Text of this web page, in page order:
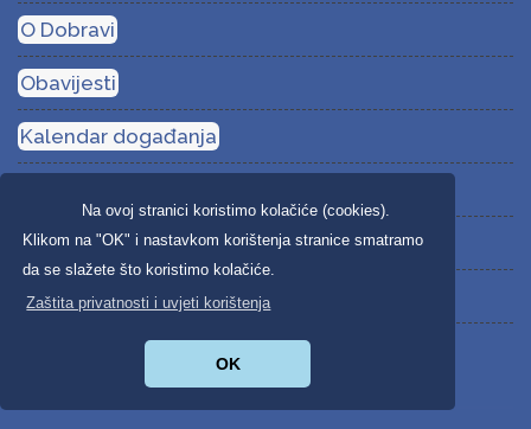
Na ovoj stranici koristimo kolačiće (cookies).
Klikom na "OK" i nastavkom korištenja stranice smatramo
da se slažete što koristimo kolačiće.
Zaštita privatnosti i uvjeti korištenja
OK
O Dobravi
Obavijesti
Kalendar događanja
Fotogalerija
Kontakt
Posljednje iz galerije